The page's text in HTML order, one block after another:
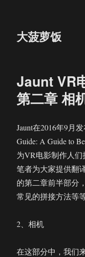
大菠萝饭
Jaunt VR
第二章 相
Jaunt在2016年9月
Guide: A Guide to
为VR电影制作人们
笔者为大家提供翻
的第二章前半部分
常见的拼接方法等等
2、相机
在这部分中，我们